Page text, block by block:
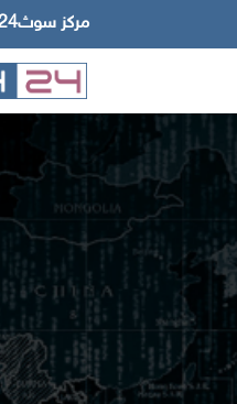
مركز سوث24 للأخبار والدراسات